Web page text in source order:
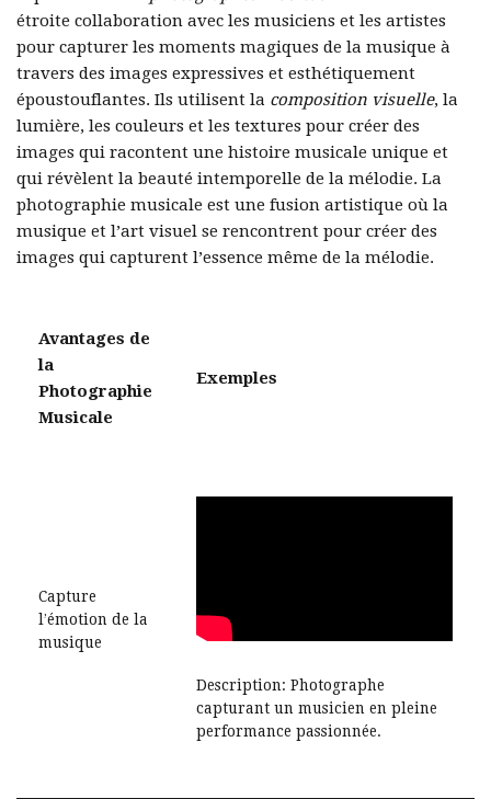
étroite collaboration avec les musiciens et les artistes
pour capturer les moments magiques de la musique à
travers des images expressives et esthétiquement
époustouflantes. Ils utilisent la composition visuelle, la
lumière, les couleurs et les textures pour créer des
images qui racontent une histoire musicale unique et
qui révèlent la beauté intemporelle de la mélodie. La
photographie musicale est une fusion artistique où la
musique et l’art visuel se rencontrent pour créer des
images qui capturent l’essence même de la mélodie.
Avantages de
la
Photographie
Musicale
Exemples
Capture
l’émotion de la
musique
Description: Photographe
capturant un musicien en pleine
performance passionnée.